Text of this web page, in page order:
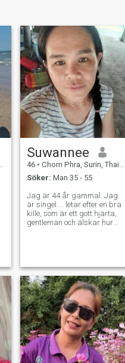
Suwannee
46 • Chom Phra, Surin, Thailand
Söker: Man 35 - 55
Jag är 44 år gammal. Jag
är singel.... letar efter en bra
kille, som är ett gott hjärta,
gentleman och älskar hur
person, det är därför jag
letar efter en kille som är
ärlig mot mig också. 🙏 🇹 🇭